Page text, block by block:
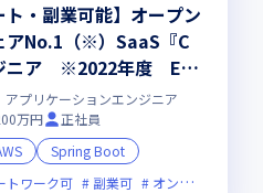
ト・副業可能】オープン
アNo.1（※）SaaS『C
ニア ※2022年度 ER
分野：ベンダー別売上
「ITR Market View：
プリケーションエンジニア
万円
正社員
Spring Boot
トワーク可 副業可 オンライン選考可